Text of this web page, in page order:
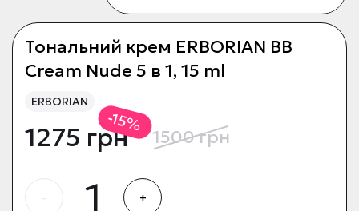
Тональний крем ERBORIAN ВВ
Cream Nude 5 в 1, 15 ml
ERBORIAN
1275 грн
-15%
1500 грн
+